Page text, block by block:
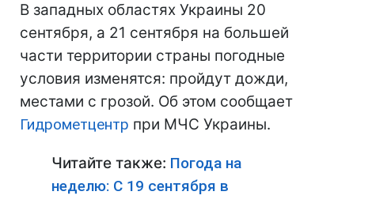
В западных областях Украины 20
сентября, а 21 сентября на большей
части территории страны погодные
условия изменятся: пройдут дожди,
местами с грозой. Об этом сообщает
Гидрометцентр при МЧС Украины.
Читайте также: Погода на
неделю: С 19 сентября в